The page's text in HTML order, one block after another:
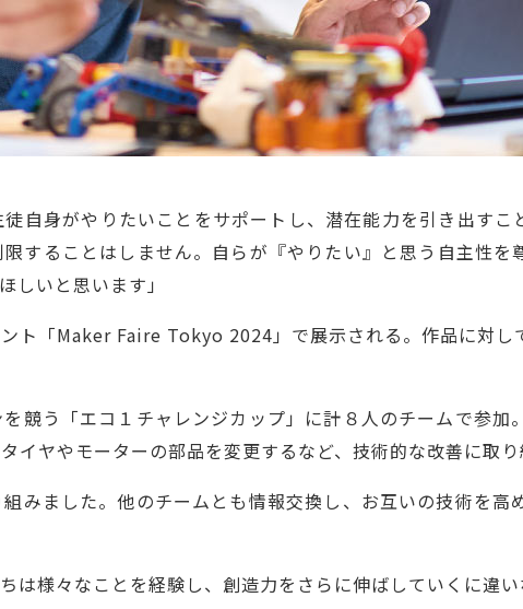
自身がやりたいことをサポートし、潜在能力を引き出す
することはしません。自らが『やりたい』と思う自主性を
しいと思います」
ト「Maker Faire Tokyo 2024」で展示される。作品に対し
競う「エコ１チャレンジカップ」に計８人のチームで参加
イヤやモーターの部品を変更するなど、技術的な改善に取り
みました。他のチームとも情報交換し、お互いの技術を
は様々なことを経験し、創造力をさらに伸ばしていくに違い